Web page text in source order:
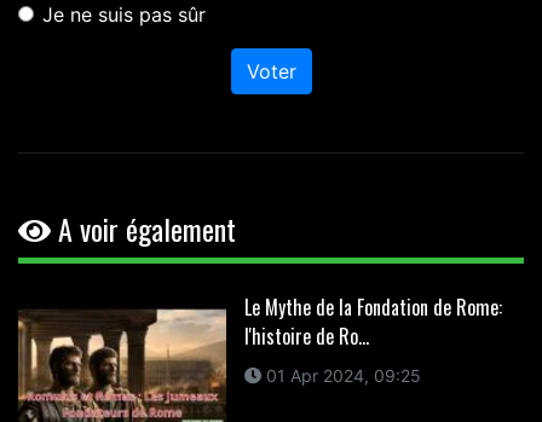
Je ne suis pas sûr
Voter
A voir également
Le Mythe de la Fondation de Rome:
l'histoire de Ro...
01 Apr 2024, 09:25